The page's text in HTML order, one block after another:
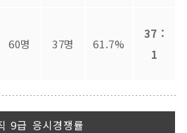
60명 37명 61.7%
37 :
1
9급 응시경쟁률